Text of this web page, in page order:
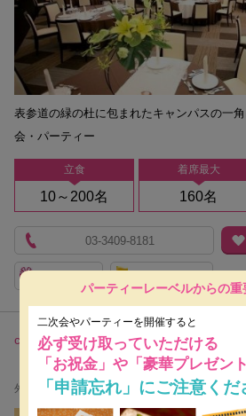
立食
10～200名
着席最大
160名
表参道の緑の杜に包まれたキャンパスの一
会・パーティー
03-3409-8181
cavaliere
【閉店】カヴァリエーレ
外苑前・青山一丁目・信濃町
パーティーレーベルからの
二次会やパーティーを開催すると
必ず受け取っていただける
「お祝金」や「豪華プレゼン
「申請忘れ」にご注意くだ